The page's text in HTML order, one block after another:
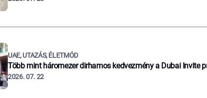
UAE, UTAZÁS, ÉLETMÓD
Több mint háromezer dirhamos kedvezmény a Dubai Invite
2026. 07. 22